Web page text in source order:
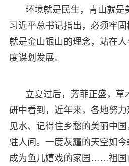
环境就是民生，青山就是
习近平总书记指出，必须牢
就是金山银山的理念，站在
度谋划发展。
立夏过后，芳菲正盛，草
研中看到，近年来，各地努
见水、记得住乡愁的美丽中
驻人间。一度灰霾的天空如
成为鱼儿嬉戏的家园……祖国